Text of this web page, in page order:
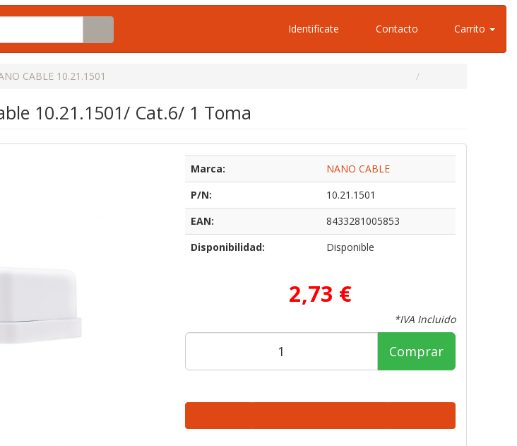
Identifícate Contacto Carrito
CABLE 10.21.1501
10.21.1501/ Cat.6/ 1 Toma
Marca:
NANO CABLE
P/N:
10.21.1501
EAN:
8433281005853
Disponibilidad:
Disponible
2,73 €
*IVA Incluido
Comprar